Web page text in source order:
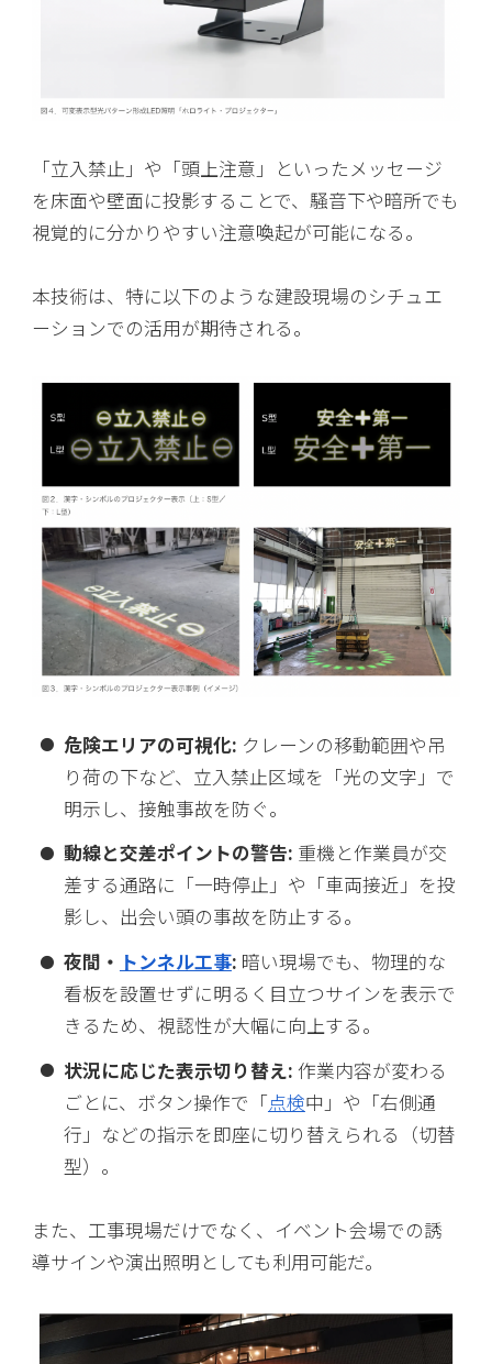
「立入禁止」や「頭上注意」といったメッセージ
を床面や壁面に投影することで、騒音下や暗所でも
視覚的に分かりやすい注意喚起が可能になる。
本技術は、特に以下のような建設現場のシチュエ
ーションでの活用が期待される。
危険エリアの可視化: クレーンの移動範囲や吊
り荷の下など、立入禁止区域を「光の文字」で
明示し、接触事故を防ぐ。
動線と交差ポイントの警告: 重機と作業員が交
差する通路に「一時停止」や「車両接近」を投
影し、出会い頭の事故を防止する。
夜間・ トンネル工事: 暗い現場でも、物理的な
看板を設置せずに明るく目立つサインを表示で
きるため、視認性が大幅に向上する。
状況に応じた表示切り替え: 作業内容が変わる
ごとに、ボタン操作で「点検中」や「右側通
行」などの指示を即座に切り替えられる（切替
型）。
また、工事現場だけでなく、イベント会場での誘
導サインや演出照明としても利用可能だ。